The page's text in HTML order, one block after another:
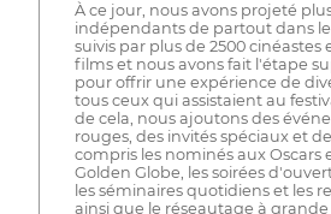
À ce jour, nous avons projeté
indépendants de partout dans
suivis par plus de 2500 cinéastes
films et nous avons fait l'étape
pour offrir une expérience de
tous ceux qui assistaient au
de cela, nous ajoutons des
rouges, des invités spéciaux et
compris les nominés aux Oscars
Golden Globe, les soirées
les séminaires quotidiens et les
ainsi que le réseautage à grande